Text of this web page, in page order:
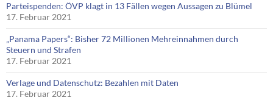
Parteispenden: ÖVP klagt in 13 Fällen wegen Aussagen zu Blümel
17. Februar 2021
„Panama Papers“: Bisher 72 Millionen Mehreinnahmen durch
Steuern und Strafen
17. Februar 2021
Verlage und Datenschutz: Bezahlen mit Daten
17. Februar 2021